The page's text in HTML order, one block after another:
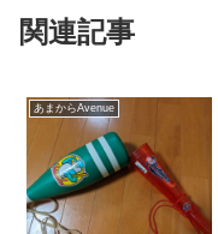
関連記事
あまからAvenue